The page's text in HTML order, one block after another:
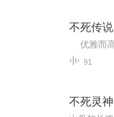
不死传说
91
不死灵神